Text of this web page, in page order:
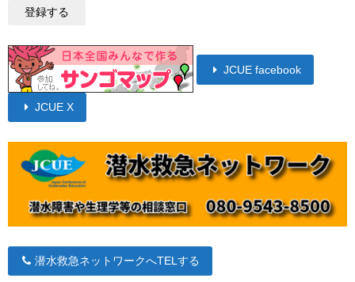
JCUE facebook
JCUE X
潜水救急ネットワークへTELする